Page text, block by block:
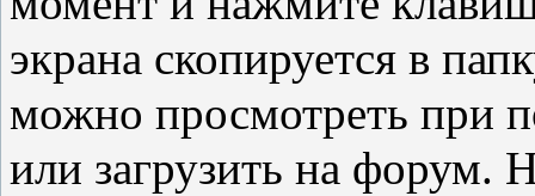
экрана скопируется в
можно просмотреть при
или загрузить на форум.